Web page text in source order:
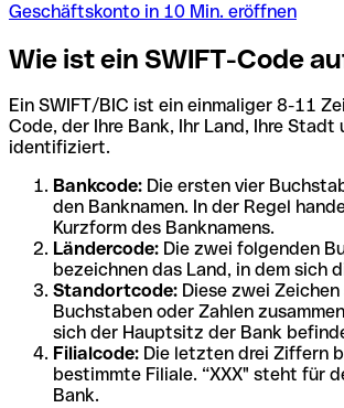
Geschäftskonto in 10 Min. eröffnen
Wie ist ein SWIFT-Code
Ein SWIFT/BIC ist ein einmaliger 8-11
Code, der Ihre Bank, Ihr Land, Ihre Stadt
identifiziert.
Bankcode: Die ersten vier
den Banknamen. In der Regel
Kurzform des Banknamens.
Ländercode: Die zwei folgenden
bezeichnen das Land, in dem sich
Standortcode: Diese zwei
Buchstaben oder Zahlen
sich der Hauptsitz der Bank
Filialcode: Die letzten drei Ziffern
bestimmte Filiale. “XXX" steht für
Bank.